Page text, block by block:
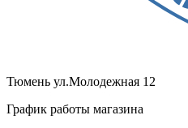
Тюмень ул.Молодежная 12
График работы магазина